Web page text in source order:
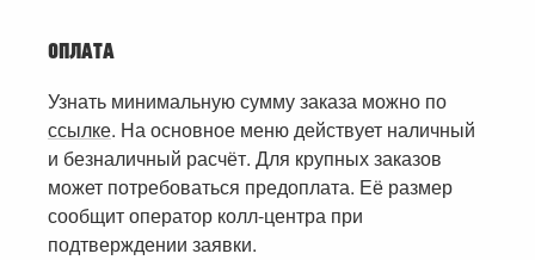
ОПЛАТА
Узнать минимальную сумму заказа можно по
ссылке. На основное меню действует наличный
и безналичный расчёт. Для крупных заказов
может потребоваться предоплата. Её размер
сообщит оператор колл-центра при
подтверждении заявки.